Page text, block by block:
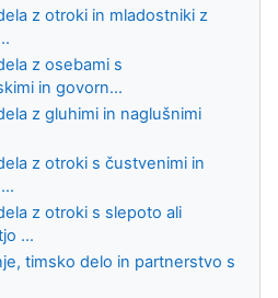
z otroki in mladostniki z
z osebami s
in govorn...
z gluhimi in naglušnimi
z otroki s čustvenimi in
z otroki s slepoto ali
...
timsko delo in partnerstvo s